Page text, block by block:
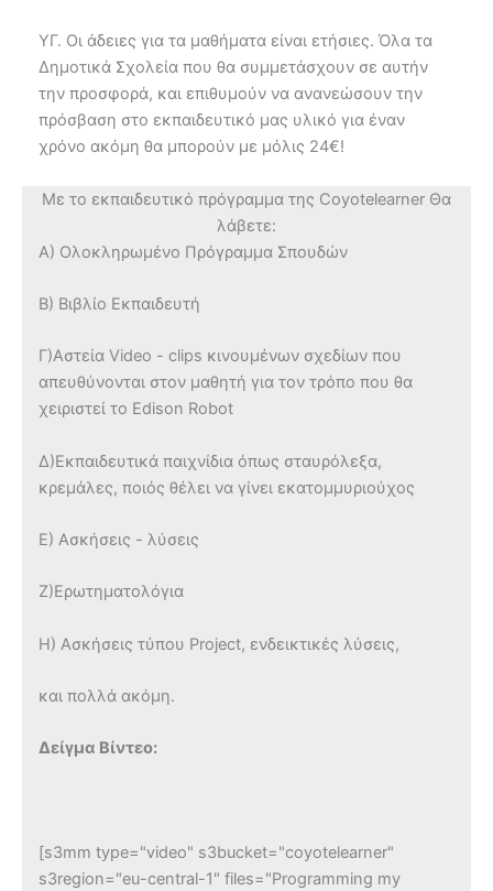
ΥΓ. Οι άδειες για τα μαθήματα είναι ετήσιες. Όλα τα
Δημοτικά Σχολεία που θα συμμετάσχουν σε αυτήν
την προσφορά, και επιθυμούν να ανανεώσουν την
πρόσβαση στο εκπαιδευτικό μας υλικό για έναν
χρόνο ακόμη θα μπορούν με μόλις 24€!
Με το εκπαιδευτικό πρόγραμμα της Coyotelearner Θα
λάβετε:
Α) Ολοκληρωμένο Πρόγραμμα Σπουδών
Β) Βιβλίο Εκπαιδευτή
Γ)Αστεία Video - clips κινουμένων σχεδίων που
απευθύνονται στον μαθητή για τον τρόπο που θα
χειριστεί το Edison Robot
Δ)Εκπαιδευτικά παιχνίδια όπως σταυρόλεξα,
κρεμάλες, ποιός θέλει να γίνει εκατομμυριούχος
Ε) Ασκήσεις - λύσεις
Ζ)Ερωτηματολόγια
Η) Ασκήσεις τύπου Project, ενδεικτικές λύσεις,
και πολλά ακόμη.
Δείγμα Βίντεο:
[s3mm type="video" s3bucket="coyotelearner"
s3region="eu-central-1" files="Programming my